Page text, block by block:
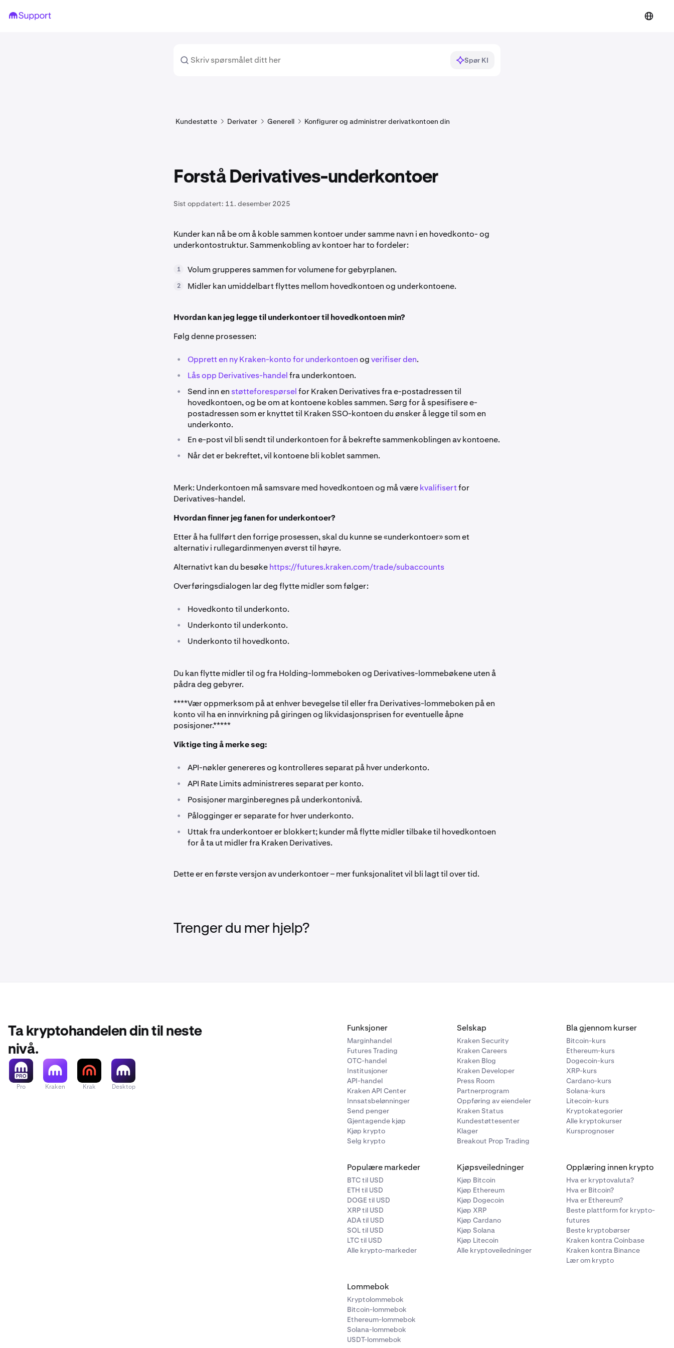
Spør KI
Kundestøtte Derivater Generell Konfigurer og administrer derivatkontoen din
Forstå Derivatives-underkontoer
Sist oppdatert: 11. desember 2025
Kunder kan nå be om å koble sammen kontoer under samme navn i en hovedkonto- og
underkontostruktur. Sammenkobling av kontoer har to fordeler:
1 Volum grupperes sammen for volumene for gebyrplanen.
2 Midler kan umiddelbart flyttes mellom hovedkontoen og underkontoene.
Hvordan kan jeg legge til underkontoer til hovedkontoen min?
Følg denne prosessen:
• Opprett en ny Kraken-konto for underkontoenogverifiser den.
• Lås opp Derivatives-handelfra underkontoen.
• Send inn en støtteforespørselfor Kraken Derivatives fra e-postadressen til
hovedkontoen, og be om at kontoene kobles sammen. Sørg for å spesifisere e-
postadressen som er knyttet til Kraken SSO-kontoen du ønsker å legge til som en
underkonto.
• En e-post vil bli sendt til underkontoen for å bekrefte sammenkoblingen av kontoene.
• Når det er bekreftet, vil kontoene bli koblet sammen.
Merk: Underkontoen må samsvare med hovedkontoen og må værekvalifisertfor
Derivatives-handel.
Hvordan finner jeg fanen for underkontoer?
Etter å ha fullført den forrige prosessen, skal du kunne se «underkontoer» som et
alternativ i rullegardinmenyen øverst til høyre.
Alternativt kan du besøkehttps://futures.kraken.com/trade/subaccounts
Overføringsdialogen lar deg flytte midler som følger:
• Hovedkonto til underkonto.
• Underkonto til underkonto.
• Underkonto til hovedkonto.
Du kan flytte midler til og fra Holding-lommeboken og Derivatives-lommebøkene uten å
pådra deg gebyrer.
****Vær oppmerksom på at enhver bevegelse til eller fra Derivatives-lommeboken på en
konto vil ha en innvirkning på giringen og likvidasjonsprisen for eventuelle åpne
posisjoner.*****
Viktige ting å merke seg:
• API-nøkler genereres og kontrolleres separat på hver underkonto.
• API Rate Limits administreres separat per konto.
• Posisjoner marginberegnes på underkontonivå.
• Pålogginger er separate for hver underkonto.
•
Uttak fra underkontoer er blokkert; kunder må flytte midler tilbake til hovedkontoen
for å ta ut midler fra Kraken Derivatives.
Dette er en første versjon av underkontoer – mer funksjonalitet vil bli lagt til over tid.
Trenger du mer hjelp?
Ta kryptohandelen din til neste
nivå.
Pro Kraken Krak Desktop
Funksjoner
Marginhandel
Futures Trading
OTC-handel
Institusjoner
API-handel
Kraken API Center
Innsatsbelønninger
Send penger
Gjentagende kjøp
Kjøp krypto
Selg krypto
Selskap
Kraken Security
Kraken Careers
Kraken Blog
Kraken Developer
Press Room
Partnerprogram
Oppføring av eiendeler
Kraken Status
Kundestøttesenter
Klager
Breakout Prop Trading
Bla gjennom kurser
Bitcoin-kurs
Ethereum-kurs
Dogecoin-kurs
XRP-kurs
Cardano-kurs
Solana-kurs
Litecoin-kurs
Kryptokategorier
Alle kryptokurser
Kursprognoser
Populære markeder
BTC til USD
ETH til USD
DOGE til USD
XRP til USD
ADA til USD
SOL til USD
LTC til USD
Alle krypto-markeder
Kjøpsveiledninger
Kjøp Bitcoin
Kjøp Ethereum
Kjøp Dogecoin
Kjøp XRP
Kjøp Cardano
Kjøp Solana
Kjøp Litecoin
Alle kryptoveiledninger
Opplæring innen krypto
Hva er kryptovaluta?
Hva er Bitcoin?
Hva er Ethereum?
Beste plattform for krypto-
futures
Beste kryptobørser
Kraken kontra Coinbase
Kraken kontra Binance
Lær om krypto
Lommebok
Kryptolommebok
Bitcoin-lommebok
Ethereum-lommebok
Solana-lommebok
USDT-lommebok